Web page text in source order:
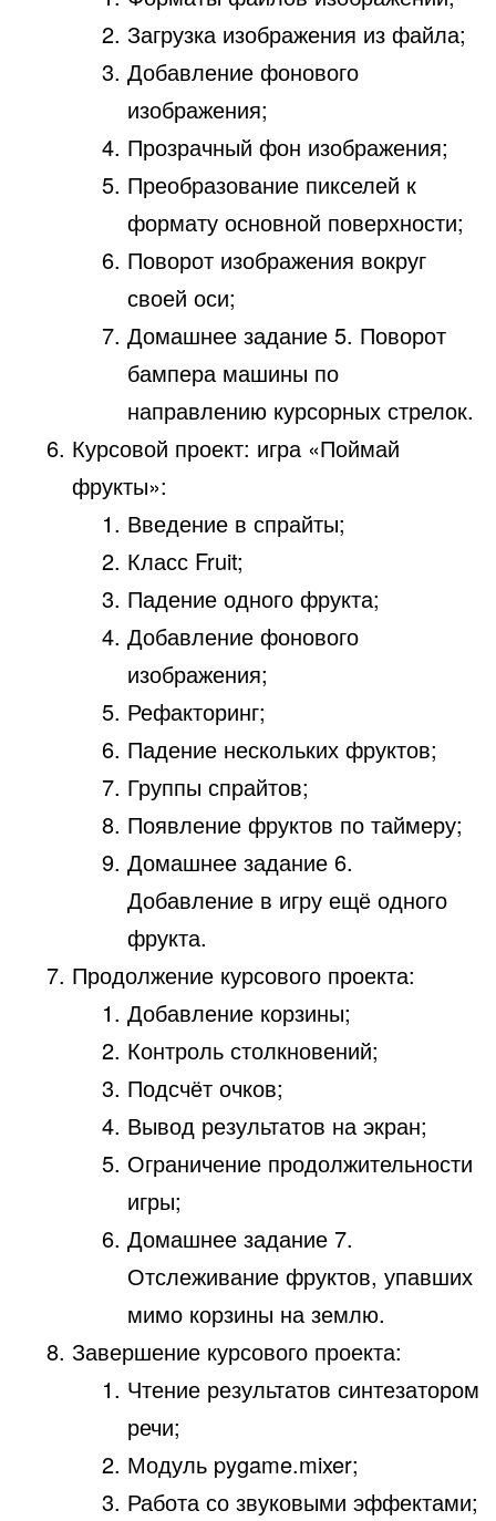
Загрузка изображения из файла;
Добавление фонового
изображения;
Прозрачный фон изображения;
Преобразование пикселей к
формату основной поверхности;
Поворот изображения вокруг
своей оси;
Домашнее задание 5. Поворот
бампера машины по
направлению курсорных стрелок.
Курсовой проект: игра «Поймай
фрукты»:
Введение в спрайты;
Класс Fruit;
Падение одного фрукта;
Добавление фонового
изображения;
Рефакторинг;
Падение нескольких фруктов;
Группы спрайтов;
Появление фруктов по таймеру;
Домашнее задание 6.
Добавление в игру ещё одного
фрукта.
Продолжение курсового проекта:
Добавление корзины;
Контроль столкновений;
Подсчёт очков;
Вывод результатов на экран;
Ограничение продолжительности
игры;
Домашнее задание 7.
Отслеживание фруктов, упавших
мимо корзины на землю.
Завершение курсового проекта:
Чтение результатов синтезатором
речи;
Модуль pygame.mixer;
Работа со звуковыми эффектами;